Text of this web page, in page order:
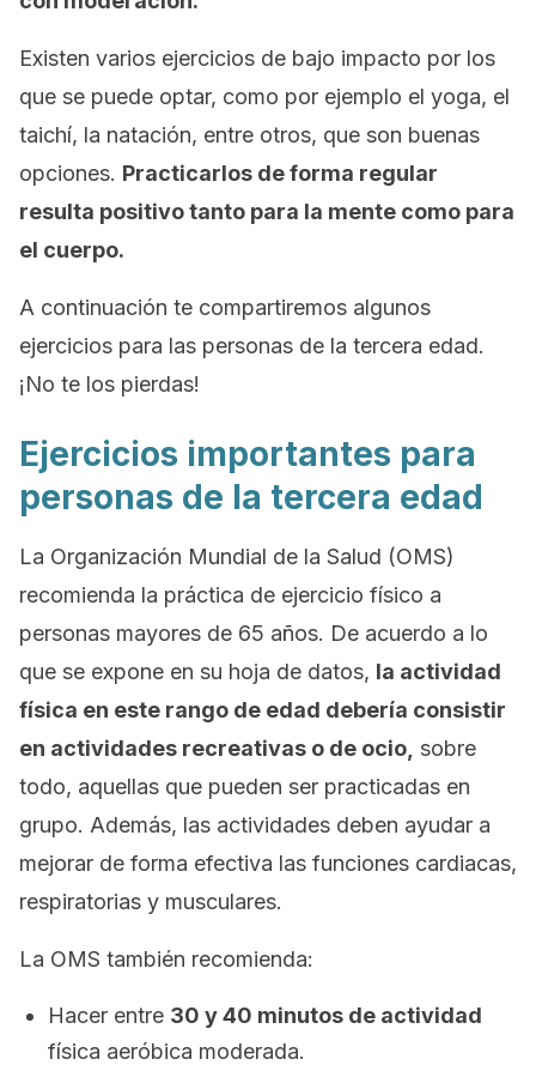
Existen varios ejercicios de bajo impacto por los
que se puede optar, como por ejemplo el yoga, el
taichí, la natación, entre otros, que son buenas
opciones. Practicarlos de forma regular
resulta positivo tanto para la mente como para
el cuerpo.
A continuación te compartiremos algunos
ejercicios para las personas de la tercera edad.
¡No te los pierdas!
Ejercicios importantes para
personas de la tercera edad
La Organización Mundial de la Salud (OMS)
recomienda la práctica de ejercicio físico a
personas mayores de 65 años. De acuerdo a lo
que se expone en su hoja de datos, la actividad
física en este rango de edad debería consistir
en actividades recreativas o de ocio, sobre
todo, aquellas que pueden ser practicadas en
grupo. Además, las actividades deben ayudar a
mejorar de forma efectiva las funciones cardiacas,
respiratorias y musculares.
La OMS también recomienda:
Hacer entre 30 y 40 minutos de actividad
física aeróbica moderada.